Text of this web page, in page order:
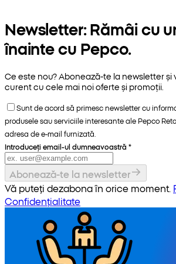
Newsletter: Rămâi cu
înainte cu Pepco.
Ce este nou? Abonează-te la newsletter
curent cu cele mai noi oferte și promoții.
Sunt de acord să primesc newsletter cu
produsele sau serviciile interesante ale Pepco
adresa de e-mail furnizată.
Introduceți email-ul dumneavoastră *
Abonează-te la newsletter
Vă puteți dezabona în orice moment.
Confidențialitate